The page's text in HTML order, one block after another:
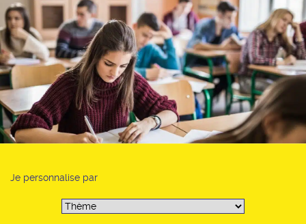
Je personnalise par